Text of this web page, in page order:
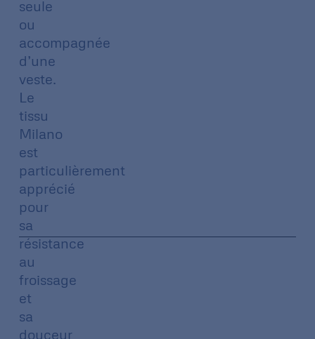
seule
ou
accompagnée
d’une
veste.
Le
tissu
Milano
est
particulièrement
apprécié
pour
sa
résistance
au
froissage
et
sa
douceur